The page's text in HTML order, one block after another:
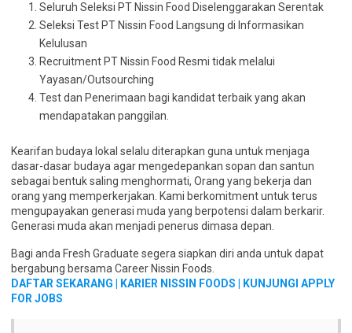
Seluruh Seleksi PT Nissin Food Diselenggarakan Serentak
Seleksi Test PT Nissin Food Langsung di Informasikan
Kelulusan
Recruitment PT Nissin Food Resmi tidak melalui
Yayasan/Outsourching
Test dan Penerimaan bagi kandidat terbaik yang akan
mendapatakan panggilan.
Kearifan budaya lokal selalu diterapkan guna untuk menjaga
dasar-dasar budaya agar mengedepankan sopan dan santun
sebagai bentuk saling menghormati, Orang yang bekerja dan
orang yang memperkerjakan. Kami berkomitment untuk terus
mengupayakan generasi muda yang berpotensi dalam berkarir.
Generasi muda akan menjadi penerus dimasa depan.
Bagi anda Fresh Graduate segera siapkan diri anda untuk dapat
bergabung bersama Career Nissin Foods.
DAFTAR SEKARANG | KARIER NISSIN FOODS |
KUNJUNGI APPLY
FOR JOBS